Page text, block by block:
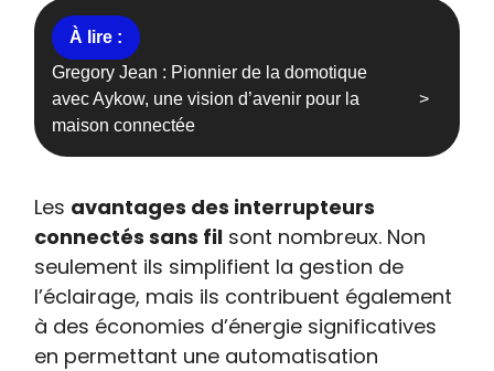
Gregory Jean : Pionnier de la domotique
avec Aykow, une vision d’avenir pour la
maison connectée
Les avantages des interrupteurs
connectés sans fil sont nombreux. Non
seulement ils simplifient la gestion de
l’éclairage, mais ils contribuent également
à des économies d’énergie significatives
en permettant une automatisation